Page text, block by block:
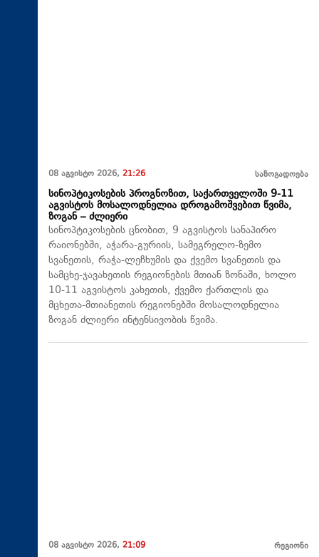
08 აგვისტო 2026, 21:26 საზოგადოება
სინოპტიკოსების პროგნოზით, საქართველოში 9-11
აგვისტოს მოსალოდნელია დროგამოშვებით წვიმა,
ზოგან – ძლიერი
სინოპტიკოსების ცნობით, 9 აგვისტოს სანაპირო
რაიონებში, აჭარა-გურიის, სამეგრელო-ზემო
სვანეთის, რაჭა-ლეჩხუმის და ქვემო სვანეთის და
სამცხე-ჯავახეთის რეგიონების მთიან ზონაში, ხოლო
10-11 აგვისტოს კახეთის, ქვემო ქართლის და
მცხეთა-მთიანეთის რეგიონებში მოსალოდნელია
ზოგან ძლიერი ინტენსივობის წვიმა.
08 აგვისტო 2026, 21:09 რეგიონი